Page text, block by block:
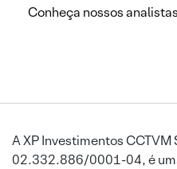
Conheça nossos analistas
A XP Investimentos CCTVM
02.332.886/0001-04, é